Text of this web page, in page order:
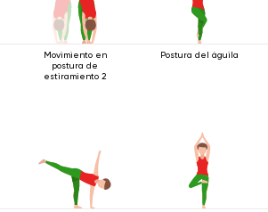
Movimiento en
postura de
estiramiento 2
Postura del águila